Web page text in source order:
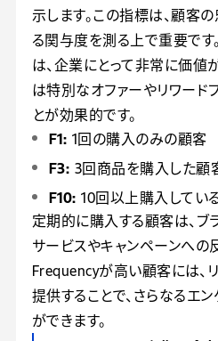
示します。この指標は、顧客
る関与度を測る上で重要です
は、企業にとって非常に価値
は特別なオファーやリワード
とが効果的です。
F1: 1回の購入のみの顧客
F3: 3回商品を購入した顧
F10: 10回以上購入してい
定期的に購入する顧客は、ブ
サービスやキャンペーンへの
Frequencyが高い顧客には、
提供することで、さらなるエ
ができます。